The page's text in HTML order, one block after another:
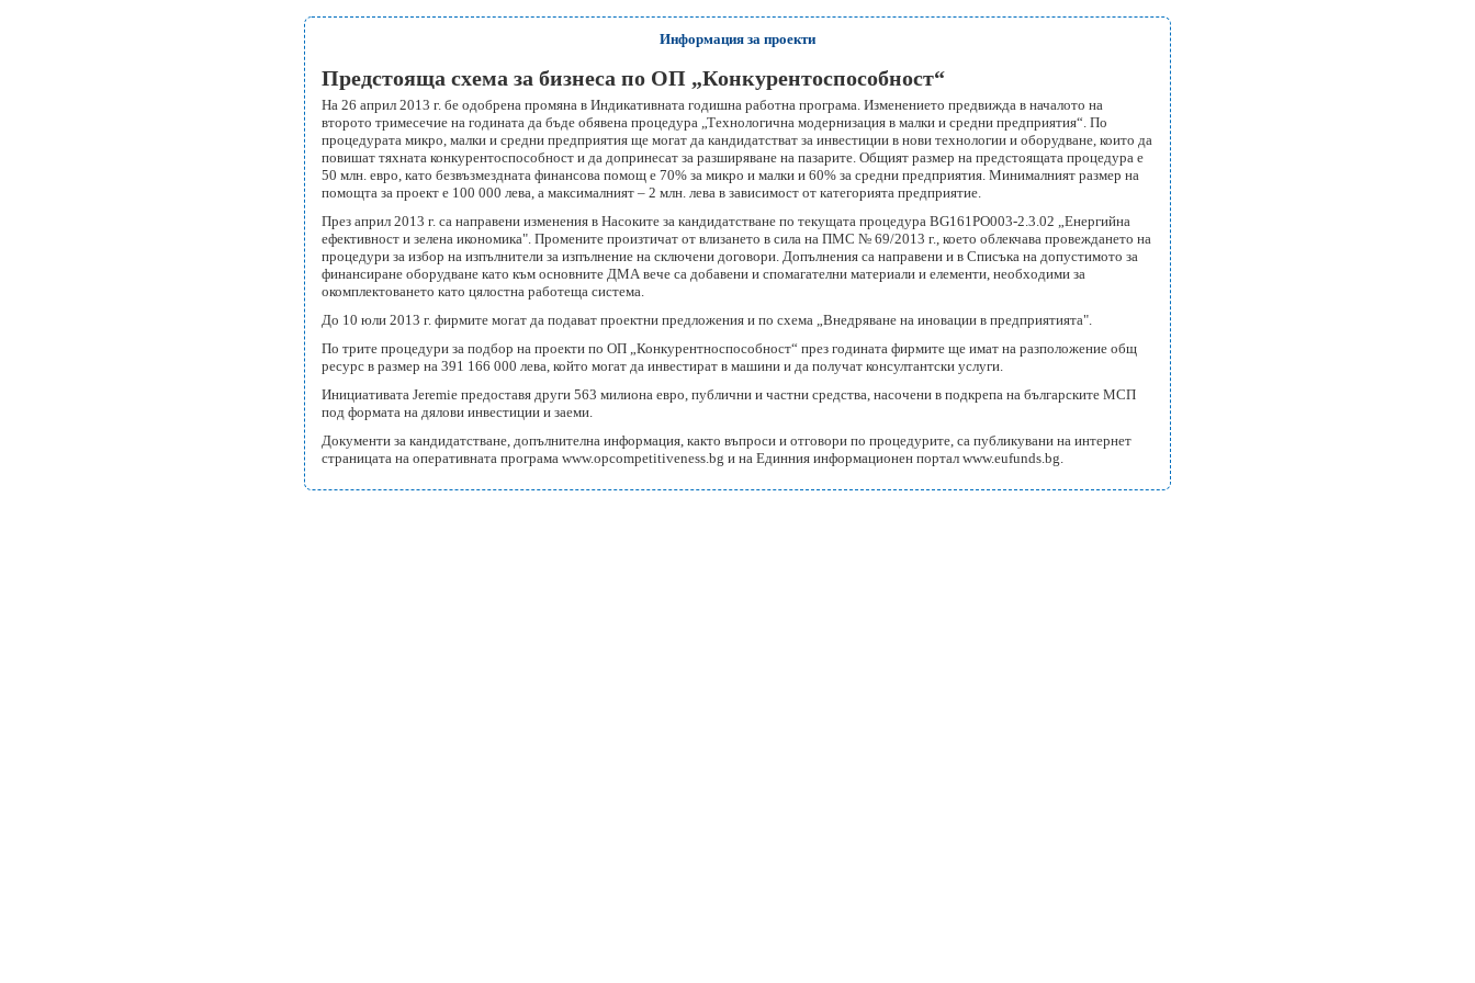
Информация за проекти
Предстояща схема за бизнеса по ОП „Конкурентоспособност“
На 26 април 2013 г. бе одобрена промяна в Индикативната годишна работна програма. Изменението предвижда в началото на
второто тримесечие на годината да бъде обявена процедура „Технологична модернизация в малки и средни предприятия“. По
процедурата микро, малки и средни предприятия ще могат да кандидатстват за инвестиции в нови технологии и оборудване, които да
повишат тяхната конкурентоспособност и да допринесат за разширяване на пазарите. Общият размер на предстоящата процедура е
50 млн. евро, като безвъзмездната финансова помощ е 70% за микро и малки и 60% за средни предприятия. Минималният размер на
помощта за проект е 100 000 лева, а максималният – 2 млн. лева в зависимост от категорията предприятие.
През април 2013 г. са направени изменения в Насоките за кандидатстване по текущата процедура BG161PO003-2.3.02 „Енергийна
ефективност и зелена икономика". Промените произтичат от влизането в сила на ПМС № 69/2013 г., което облекчава провеждането на
процедури за избор на изпълнители за изпълнение на сключени договори. Допълнения са направени и в Списъка на допустимото за
финансиране оборудване като към основните ДМА вече са добавени и спомагателни материали и елементи, необходими за
окомплектоването като цялостна работеща система.
До 10 юли 2013 г. фирмите могат да подават проектни предложения и по схема „Внедряване на иновации в предприятията".
По трите процедури за подбор на проекти по ОП „Конкурентноспособност“ през годината фирмите ще имат на разположение общ
ресурс в размер на 391 166 000 лева, който могат да инвестират в машини и да получат консултантски услуги.
Инициативата Jeremie предоставя други 563 милиона евро, публични и частни средства, насочени в подкрепа на българските МСП
под формата на дялови инвестиции и заеми.
Документи за кандидатстване, допълнителна информация, както въпроси и отговори по процедурите, са публикувани на интернет
страницата на оперативната програма www.opcompetitiveness.bg и на Единния информационен портал www.eufunds.bg.